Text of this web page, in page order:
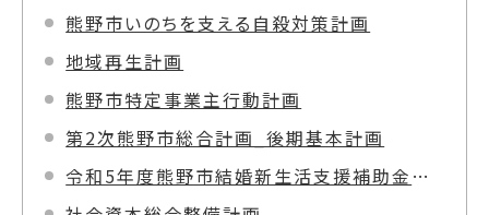
熊野市いのちを支える自殺対策計画
地域再生計画
熊野市特定事業主行動計画
第2次熊野市総合計画_後期基本計画
令和5年度熊野市結婚新生活支援補助金実施計画